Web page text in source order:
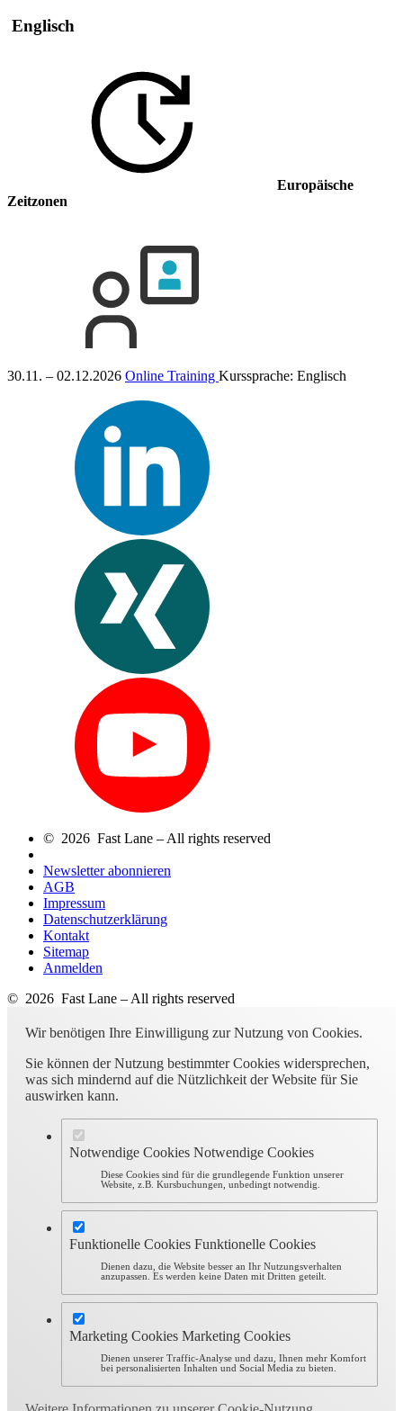
Englisch
Europäische
Zeitzonen
30.11. – 02.12.2026 Online Training Kurssprache: Englisch
© 2026 Fast Lane – All rights reserved
Newsletter abonnieren
AGB
Impressum
Datenschutzerklärung
Kontakt
Sitemap
Anmelden
© 2026 Fast Lane – All rights reserved
Wir benötigen Ihre Einwilligung zur Nutzung von Cookies.
Sie können der Nutzung bestimmter Cookies widersprechen,
was sich mindernd auf die Nützlichkeit der Website für Sie
auswirken kann.
Notwendige Cookies Notwendige Cookies
Diese Cookies sind für die grundlegende Funktion unserer
Website, z.B. Kursbuchungen, unbedingt notwendig.
Funktionelle Cookies Funktionelle Cookies
Dienen dazu, die Website besser an Ihr Nutzungsverhalten
anzupassen. Es werden keine Daten mit Dritten geteilt.
Marketing Cookies Marketing Cookies
Dienen unserer Traffic-Analyse und dazu, Ihnen mehr Komfort
bei personalisierten Inhalten und Social Media zu bieten.